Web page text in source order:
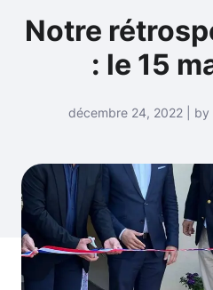
Notre
: le 15
décembre 24, 2022 | by